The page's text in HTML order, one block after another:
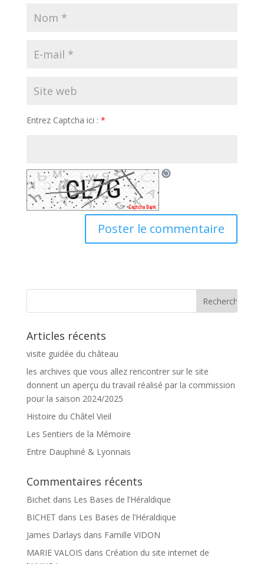
Entrez Captcha ici : *
Articles récents
visite guidée du château
les archives que vous allez rencontrer sur le site
donnent un aperçu du travail réalisé par la commission
pour la saison 2024/2025
Histoire du Châtel Vieil
Les Sentiers de la Mémoire
Entre Dauphiné & Lyonnais
Commentaires récents
Bichetdans Les Bases de l’Héraldique
BICHET dans Les Bases de l’Héraldique
James Darlays dans Famille VIDON
MARIE VALOIS dans Création du site internet de